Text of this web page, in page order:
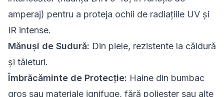
amperaj) pentru a proteja ochii de radiațiile UV și
IR intense.
Mănuși de Sudură: Din piele, rezistente la căldură
și tăieturi.
Îmbrăcăminte de Protecție: Haine din bumbac
gros sau materiale ignifuge, fără poliester sau alte